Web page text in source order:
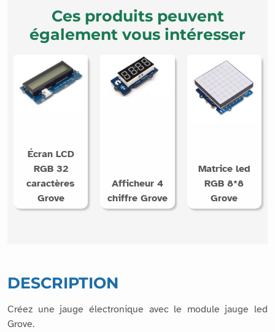
Ces produits peuvent
également vous intéresser
Écran LCD
RGB 32
caractères
Grove
Afficheur 4
chiffre Grove
Matrice led
RGB 8*8
Grove
Créez une jauge électronique avec le module jauge led